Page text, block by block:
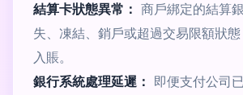
結算卡狀態異常： 商戶綁定的結算
失、凍結、銷戶或超過交易限額狀
入賬。
銀行系統處理延遲： 即便支付公司